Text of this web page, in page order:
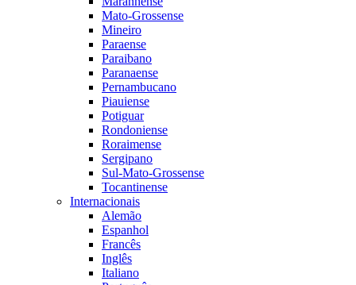
Mato-Grossense
Mineiro
Paraense
Paraibano
Paranaense
Pernambucano
Piauiense
Potiguar
Rondoniense
Roraimense
Sergipano
Sul-Mato-Grossense
Tocantinense
Internacionais
Alemão
Espanhol
Francês
Inglês
Italiano